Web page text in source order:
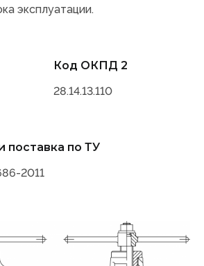
эксплуатации.
Код ОКПД 2
28.14.13.110
поставка по ТУ
2011